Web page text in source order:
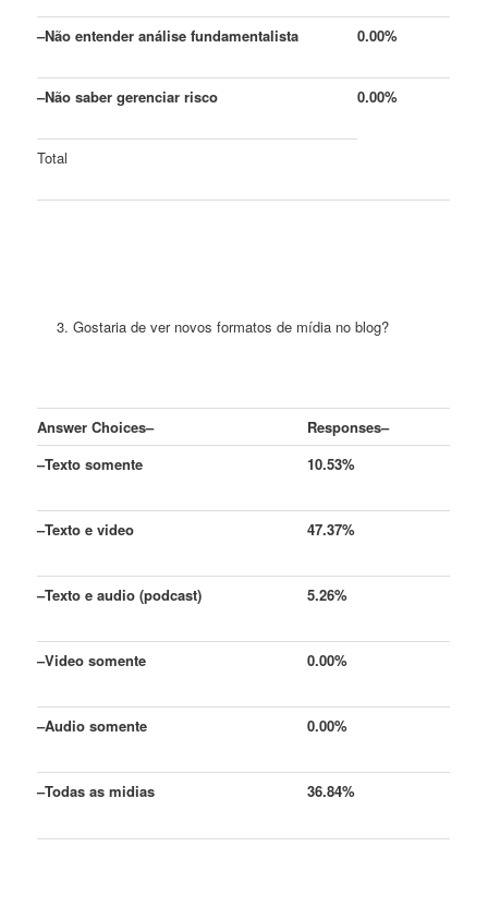
–Não entender análise fundamentalista 0.00%
–Não saber gerenciar risco 0.00%
Total
Gostaria de ver novos formatos de mídia no blog?
Answer Choices– Responses–
–Texto somente 10.53%
–Texto e video 47.37%
–Texto e audio (podcast) 5.26%
–Video somente 0.00%
–Audio somente 0.00%
–Todas as midias 36.84%